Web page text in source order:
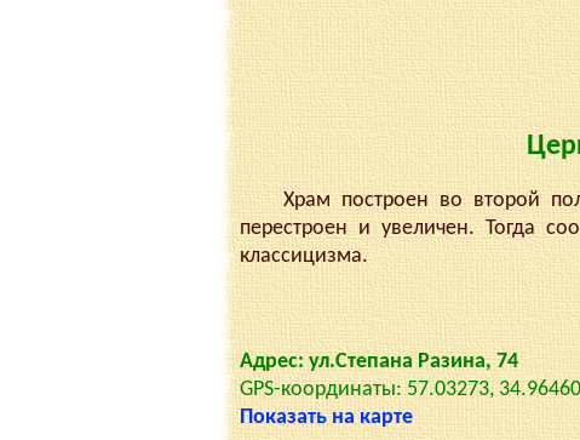
Храм построен во второй
перестроен и увеличен. Тогда
классицизма.
Адрес: ул.Степана Разина, 74
GPS-координаты: 57.03273,
Показать на карте